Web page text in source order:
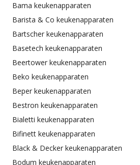
Bama keukenapparaten
Barista & Co keukenapparaten
Bartscher keukenapparaten
Basetech keukenapparaten
Beertower keukenapparaten
Beko keukenapparaten
Beper keukenapparaten
Bestron keukenapparaten
Bialetti keukenapparaten
Bifinett keukenapparaten
Black & Decker keukenapparaten
Bodum keukenapparaten